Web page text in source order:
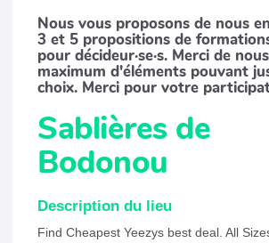
Nous vous proposons de nous
3 et 5 propositions de
pour décideur·se·s. Merci de
maximum d'éléments pouvant
choix. Merci pour votre
Sablières de
Bodonou
Description du lieu
Find Cheapest Yeezys best deal. All